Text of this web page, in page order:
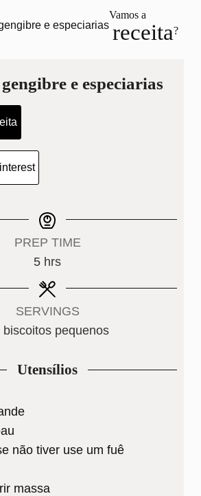
Vamos a
receita?
e especiarias
PREP TIME
5hours
hrs
SERVINGS
biscoitos pequenos
Utensílios
não tiver use um fuê
massa